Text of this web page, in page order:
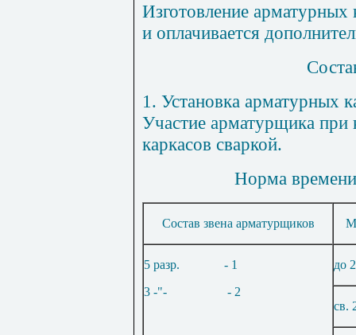
Изготовление
и оплачивается
1. Установка арматурных
Участие арматурщика при
каркасов сваркой.
Норма
Состав звена арматурщиков
5 разр.
- 1
3 -"-
- 2
до 2
св.